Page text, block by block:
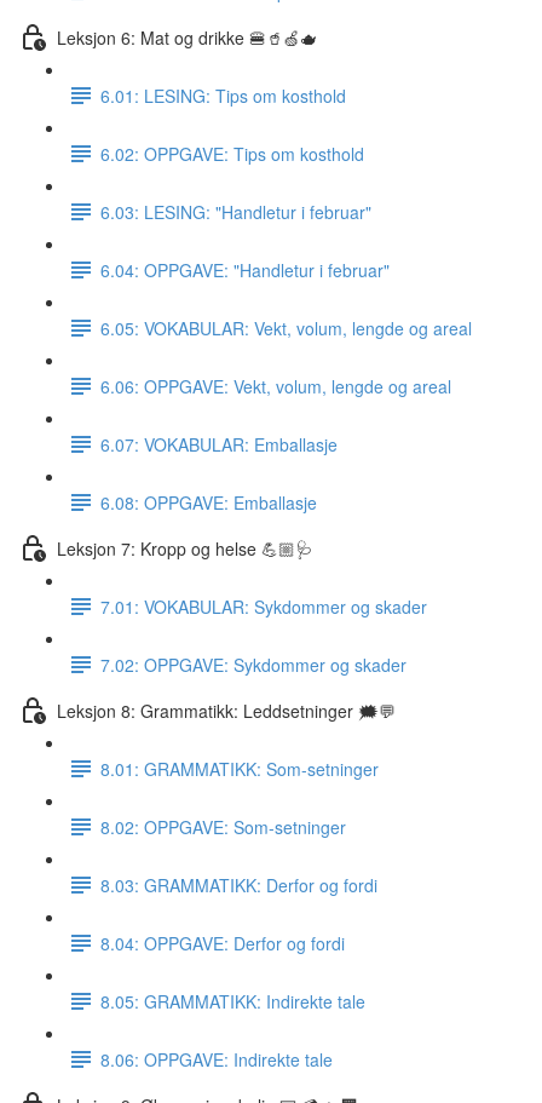
Leksjon 6: Mat og drikke 🍔🥤🍏🫖
6.01: LESING: Tips om kosthold
6.02: OPPGAVE: Tips om kosthold
6.03: LESING: "Handletur i februar"
6.04: OPPGAVE: "Handletur i februar"
6.05: VOKABULAR: Vekt, volum, lengde og areal
6.06: OPPGAVE: Vekt, volum, lengde og areal
6.07: VOKABULAR: Emballasje
6.08: OPPGAVE: Emballasje
Leksjon 7: Kropp og helse 💪🏼🩺
7.01: VOKABULAR: Sykdommer og skader
7.02: OPPGAVE: Sykdommer og skader
Leksjon 8: Grammatikk: Leddsetninger 🗯💬
8.01: GRAMMATIKK: Som-setninger
8.02: OPPGAVE: Som-setninger
8.03: GRAMMATIKK: Derfor og fordi
8.04: OPPGAVE: Derfor og fordi
8.05: GRAMMATIKK: Indirekte tale
8.06: OPPGAVE: Indirekte tale